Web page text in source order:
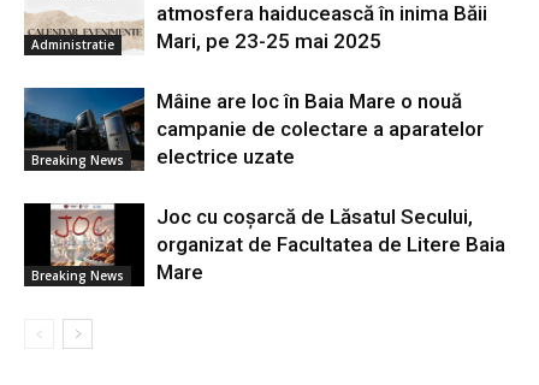
Administratie
atmosfera haiducească în inima Băii
Mari, pe 23-25 mai 2025
Breaking News
Mâine are loc în Baia Mare o nouă
campanie de colectare a aparatelor
electrice uzate
Breaking News
Joc cu coșarcă de Lăsatul Secului,
organizat de Facultatea de Litere Baia
Mare